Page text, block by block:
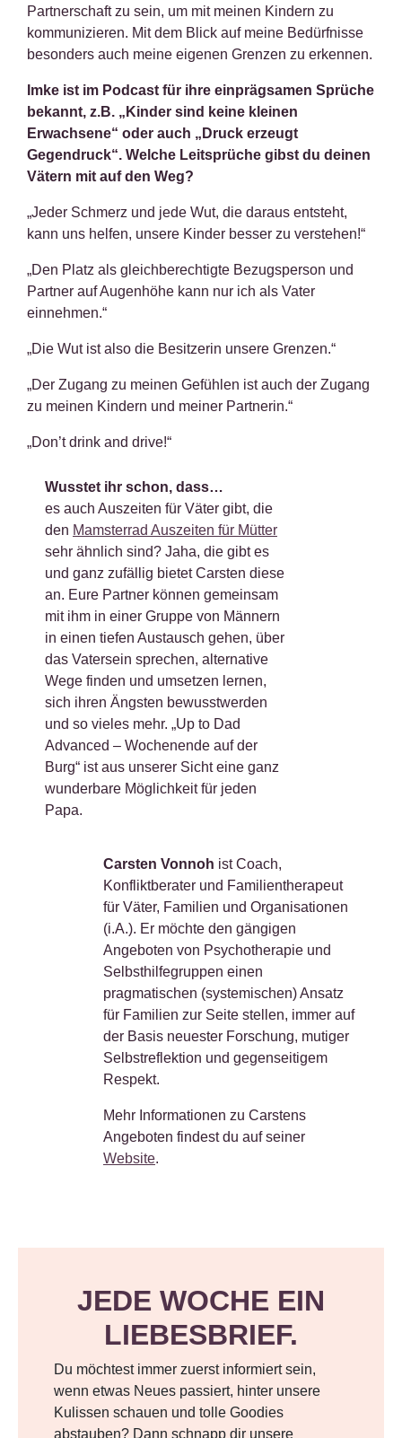
Partnerschaft zu sein, um mit meinen Kindern zu
kommunizieren. Mit dem Blick auf meine Bedürfnisse
besonders auch meine eigenen Grenzen zu erkennen.
Imke ist im Podcast für ihre einprägsamen Sprüche
bekannt, z.B. „Kinder sind keine kleinen
Erwachsene“ oder auch „Druck erzeugt
Gegendruck“. Welche Leitsprüche gibst du deinen
Vätern mit auf den Weg?
„Jeder Schmerz und jede Wut, die daraus entsteht,
kann uns helfen, unsere Kinder besser zu verstehen!“
„Den Platz als gleichberechtigte Bezugsperson und
Partner auf Augenhöhe kann nur ich als Vater
einnehmen.“
„Die Wut ist also die Besitzerin unsere Grenzen.“
„Der Zugang zu meinen Gefühlen ist auch der Zugang
zu meinen Kindern und meiner Partnerin.“
„Don’t drink and drive!“
Wusstet ihr schon, dass…
es auch Auszeiten für Väter gibt, die
den Mamsterrad Auszeiten für Mütter
sehr ähnlich sind? Jaha, die gibt es
und ganz zufällig bietet Carsten diese
an. Eure Partner können gemeinsam
mit ihm in einer Gruppe von Männern
in einen tiefen Austausch gehen, über
das Vatersein sprechen, alternative
Wege finden und umsetzen lernen,
sich ihren Ängsten bewusstwerden
und so vieles mehr. „Up to Dad
Advanced – Wochenende auf der
Burg“ ist aus unserer Sicht eine ganz
wunderbare Möglichkeit für jeden
Papa.
Carsten Vonnoh ist Coach,
Konfliktberater und Familientherapeut
für Väter, Familien und Organisationen
(i.A.). Er möchte den gängigen
Angeboten von Psychotherapie und
Selbsthilfegruppen einen
pragmatischen (systemischen) Ansatz
für Familien zur Seite stellen, immer auf
der Basis neuester Forschung, mutiger
Selbstreflektion und gegenseitigem
Respekt.
Mehr Informationen zu Carstens
Angeboten findest du auf seiner
Website.
JEDE WOCHE EIN
LIEBESBRIEF.
Du möchtest immer zuerst informiert sein,
wenn etwas Neues passiert, hinter unsere
Kulissen schauen und tolle Goodies
abstauben? Dann schnapp dir unsere